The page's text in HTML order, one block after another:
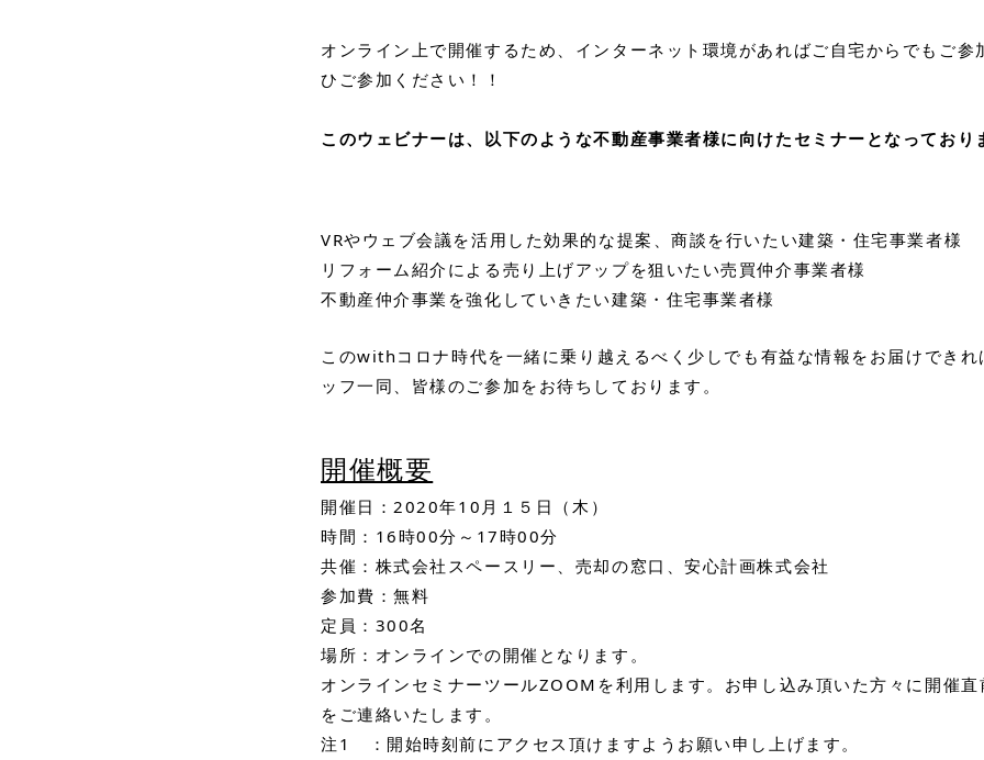
オンライン上で開催するため、インターネット環境があればご自宅からでもご参
ひご参加ください！！
このウェビナーは、以下のような不動産事業者様に向けたセミナーとなっており
VRやウェブ会議を活用した効果的な提案、商談を行いたい建築・住宅事業者様
リフォーム紹介による売り上げアップを狙いたい売買仲介事業者様
不動産仲介事業を強化していきたい建築・住宅事業者様
このwithコロナ時代を一緒に乗り越えるべく少しでも有益な情報をお届けでき
ッフ一同、皆様のご参加をお待ちしております。
開催概要
開催日：2020年10月１５日（木）
時間：16時00分～17時00分
共催：株式会社スペースリー、売却の窓口、安心計画株式会社
参加費：無料
定員：300名
場所：オンラインでの開催となります。
オンラインセミナーツールZOOMを利用します。お申し込み頂いた方々に開催
をご連絡いたします。
注1 ：開始時刻前にアクセス頂けますようお願い申し上げます。